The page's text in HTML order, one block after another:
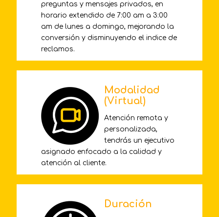
preguntas y mensajes privados, en
horario extendido de 7:00 am a 3:00
am de lunes a domingo, mejorando la
conversión y disminuyendo el indice de
reclamos.
Modalidad
(Virtual)
Atención remota y
personalizada,
tendrás un ejecutivo
asignado enfocado a la calidad y
atención al cliente.
Duración